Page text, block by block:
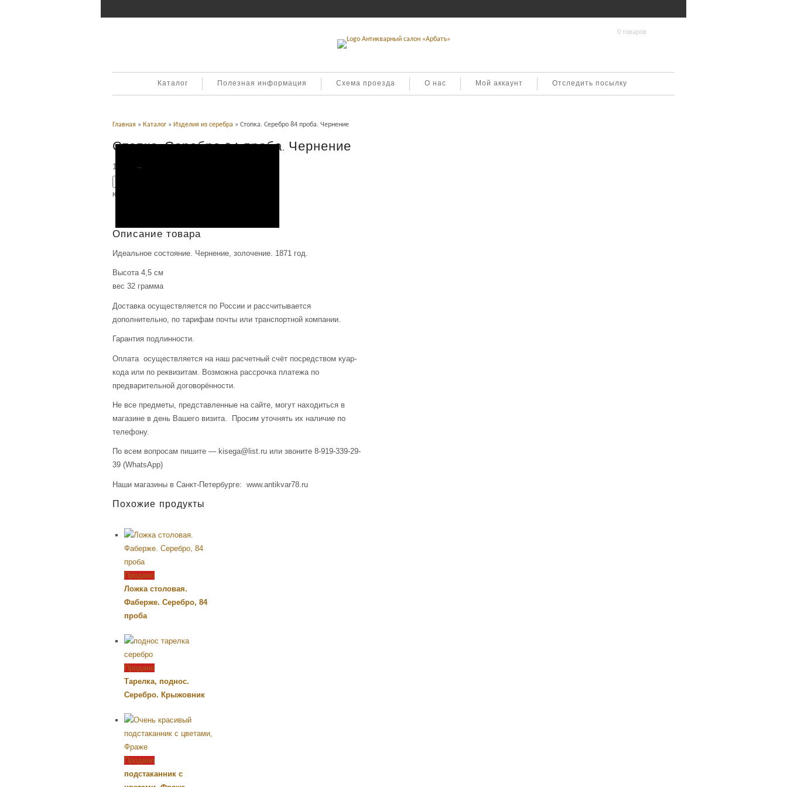
0 товаров
Каталог Полезная информация Схема проезда О нас Мой аккаунт Отследить посылку
Главная » Каталог » Изделия из серебра » Стопка. Серебро 84 проба. Чернение
Стопка. Серебро 84 проба. Чернение
14,000 Р
Категория:
Описание товара
Идеальное состояние. Чернение, золочение. 1871 год.
Высота 4,5 см
вес 32 грамма
Доставка осуществляется по России и рассчитывается
дополнительно, по тарифам почты или транспортной компании.
Гарантия подлинности.
Оплата осуществляется на наш расчетный счёт посредством куар-
кода или по реквизитам. Возможна рассрочка платежа по
предварительной договорённости.
Не все предметы, представленные на сайте, могут находиться в
магазине в день Вашего визита. Просим уточнять их наличие по
телефону.
По всем вопросам пишите — kisega@list.ru или звоните 8-919-339-29-
39 (WhatsApp)
Наши магазины в Санкт-Петербурге: www.antikvar78.ru
Похожие продукты
Продано
Ложка столовая.
Фаберже. Серебро, 84
проба
Продано
Тарелка, поднос.
Серебро. Крыжовник
Продано
подстаканник с